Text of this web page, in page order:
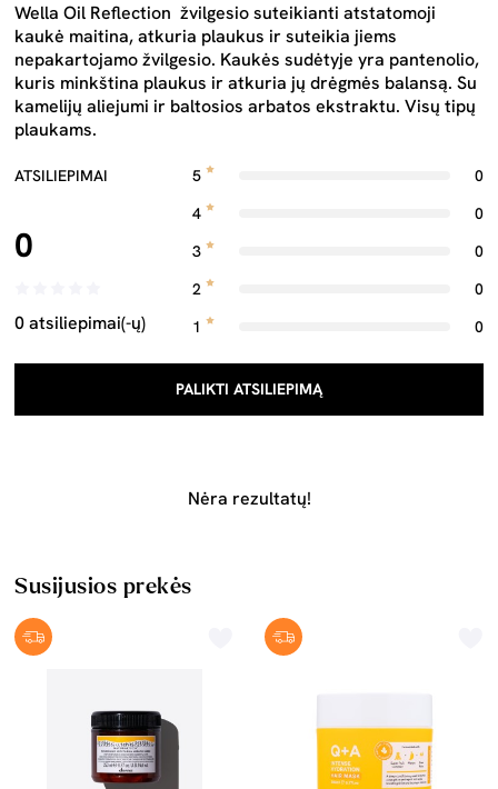
Wella Oil Reflection žvilgesio suteikianti atstatomoji
kaukė maitina, atkuria plaukus ir suteikia jiems
nepakartojamo žvilgesio. Kaukės sudėtyje yra pantenolio,
kuris minkština plaukus ir atkuria jų drėgmės balansą. Su
kamelijų aliejumi ir baltosios arbatos ekstraktu. Visų tipų
plaukams.
ATSILIEPIMAI
0
0 atsiliepimai(-ų)
5
0
4
0
3
0
2
0
1
0
PALIKTI ATSILIEPIMĄ
Nėra rezultatų!
Susijusios prekės